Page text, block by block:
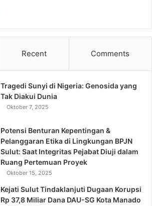
Recent Comments
Tragedi Sunyi di Nigeria: Genosida yang
Tak Diakui Dunia
Oktober 7, 2025
Potensi Benturan Kepentingan &
Pelanggaran Etika di Lingkungan BPJN
Sulut: Saat Integritas Pejabat Diuji dalam
Ruang Pertemuan Proyek
Oktober 15, 2025
Kejati Sulut Tindaklanjuti Dugaan Korupsi
Rp 37,8 Miliar Dana DAU-SG Kota Manado